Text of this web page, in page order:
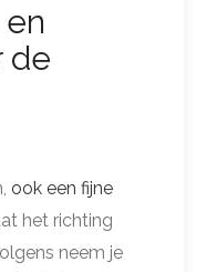
de
ook een fijne
het richting
neem je